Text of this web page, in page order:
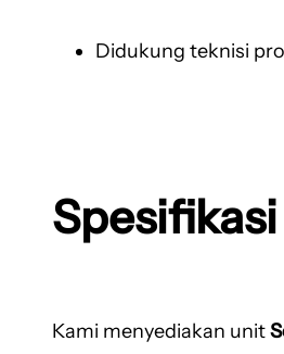
Didukung teknisi
Kami menyediakan unit